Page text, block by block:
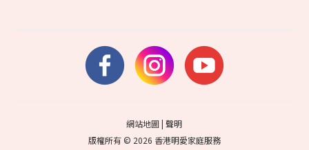
網站地圖|聲明
版權所有 © 2026 香港明愛家庭服務